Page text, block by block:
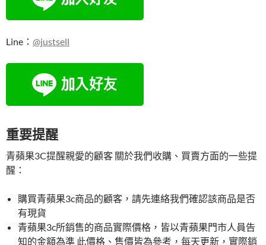
Line： @justsell
重要提醒
青蘋果3C提醒親愛的顧客 關於我們收購、買賣方面的一些提
醒：
購買青蘋果3c商品的顧客，請先連絡我們確認該商品是否
有現貨
青蘋果3c所銷售的商品實際價格，皆以青蘋果門市人員告
知的金額為準 此價格、售價皆為參考，每天更新，實際銷